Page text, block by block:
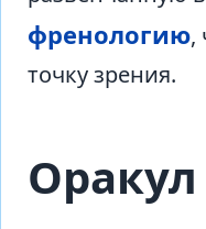
френологию,
точку зрения.